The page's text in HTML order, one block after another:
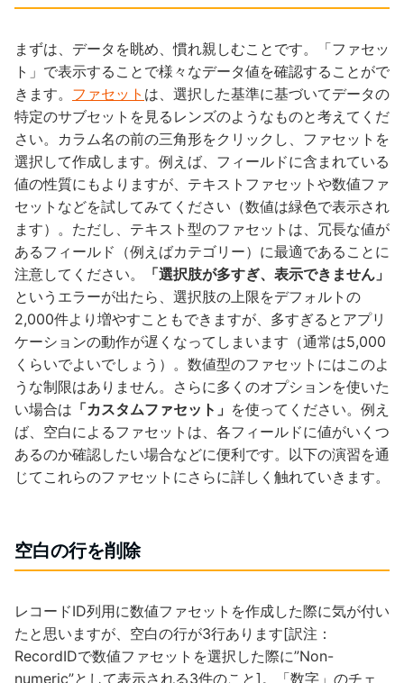
まずは、データを眺め、慣れ親しむことです。「ファセッ
ト」で表示することで様々なデータ値を確認することがで
きます。 ファセット は、選択した基準に基づいてデータの
特定のサブセットを見るレンズのようなものと考えてくだ
さい。カラム名の前の三角形をクリックし、ファセットを
選択して作成します。例えば、フィールドに含まれている
値の性質にもよりますが、テキストファセットや数値ファ
セットなどを試してみてください（数値は緑色で表示され
ます）。ただし、テキスト型のファセットは、冗長な値が
あるフィールド（例えばカテゴリー）に最適であることに
注意してください。
「選択肢が多すぎ、表示できません」
というエラーが出たら、選択肢の上限をデフォルトの
2,000件より増やすこともできますが、多すぎるとアプリ
ケーションの動作が遅くなってしまいます（通常は5,000
くらいでよいでしょう）。数値型のファセットにはこのよ
うな制限はありません。さらに多くのオプションを使いた
い場合は 「カスタムファセット」 を使ってください。例え
ば、空白によるファセットは、各フィールドに値がいくつ
あるのか確認したい場合などに便利です。以下の演習を通
じてこれらのファセットにさらに詳しく触れていきます。
空白の行を削除
レコードID列用に数値ファセットを作成した際に気が付い
たと思いますが、空白の行が3行あります[訳注：
RecordIDで数値ファセットを選択した際に”Non-
numeric”として表示される3件のこと]。「数字」のチェ